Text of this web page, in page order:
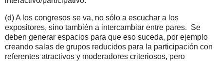
(d) A los congresos se va, no sólo a escuchar a los
expositores, sino también a intercambiar entre pares. Se
deben generar espacios para que eso suceda, por ejemplo
creando salas de grupos reducidos para la participación con
referentes atractivos y moderadores criteriosos, pero